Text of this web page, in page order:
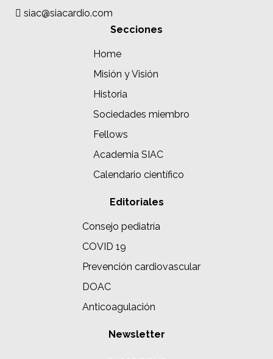
siac@siacardio.com
Secciones
Home
Misión y Visión
Historia
Sociedades miembro
Fellows
Academia SIAC
Calendario científico
Editoriales
Consejo pediatría
COVID 19
Prevención cardiovascular
DOAC
Anticoagulación
Newsletter